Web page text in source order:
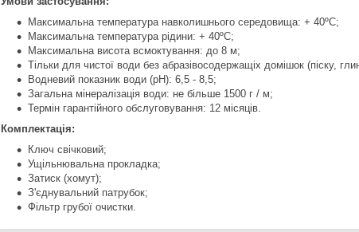
Максимальна температура навколишнього середовища: + 40ºC;
Максимальна температура рідини: + 40ºC;
Максимальна висота всмоктування: до 8 м;
Тільки для чистої води без абразівосодержащіх домішок (піску,
Водневий показник води (рН): 6,5 - 8,5;
Загальна мінералізація води: не більше 1500 г / м;
Термін гарантійного обслуговування: 12 місяців.
Комплектація:
Ключ свічковий;
Ущільнювальна прокладка;
Затиск (хомут);
З'єднувальний патрубок;
Фільтр грубої очистки.